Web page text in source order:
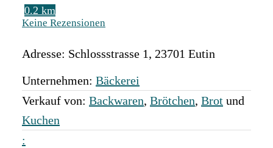
0.2 km
Keine Rezensionen
Adresse: Schlossstrasse 1, 23701 Eutin
Unternehmen: Bäckerei
Verkauf von: Backwaren, Brötchen, Brot und
Kuchen
: